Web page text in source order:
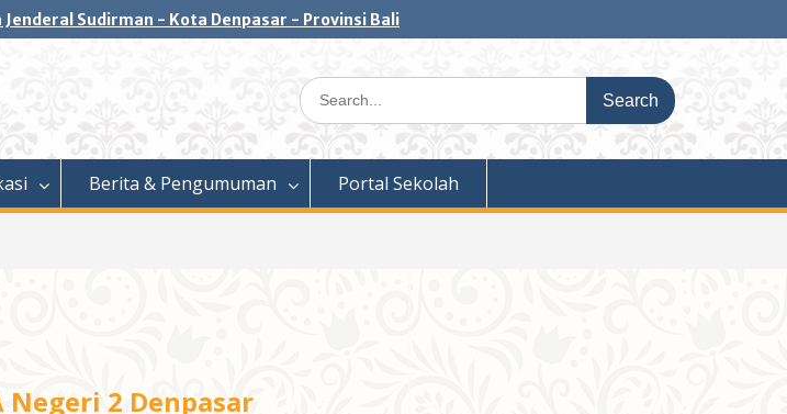
Jenderal Sudirman - Kota Denpasar - Provinsi Bali
Search
for:
Berita & Pengumuman Portal Sekolah
Negeri 2 Denpasar